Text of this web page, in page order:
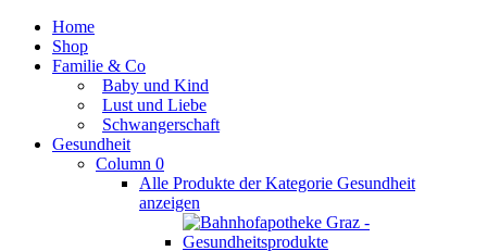
Home
Shop
Familie & Co
Baby und Kind
Lust und Liebe
Schwangerschaft
Gesundheit
Column 0
Alle Produkte der Kategorie Gesundheit
anzeigen